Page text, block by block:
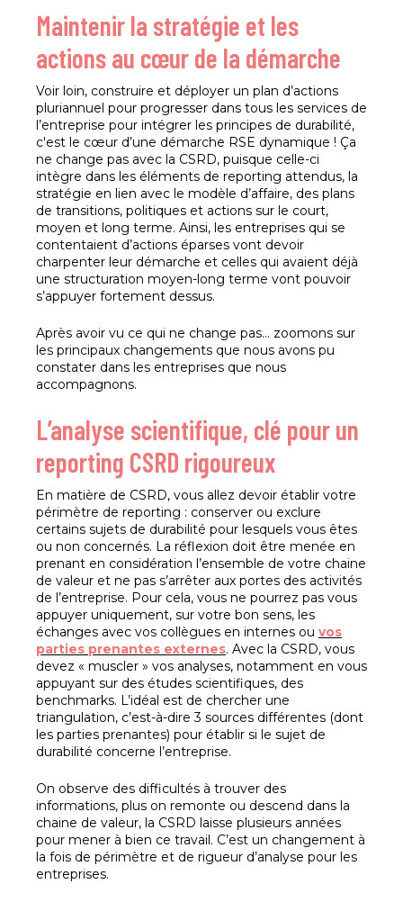
Maintenir la stratégie et les
actions au cœur de la démarche
Voir loin, construire et déployer un plan d’actions
pluriannuel pour progresser dans tous les services de
l’entreprise pour intégrer les principes de durabilité,
c'est le cœur d’une démarche RSE dynamique ! Ça
ne change pas avec la CSRD, puisque celle-ci
intègre dans les éléments de reporting attendus, la
stratégie en lien avec le modèle d’affaire, des plans
de transitions, politiques et actions sur le court,
moyen et long terme. Ainsi, les entreprises qui se
contentaient d’actions éparses vont devoir
charpenter leur démarche et celles qui avaient déjà
une structuration moyen-long terme vont pouvoir
s’appuyer fortement dessus.
Après avoir vu ce qui ne change pas… zoomons sur
les principaux changements que nous avons pu
constater dans les entreprises que nous
accompagnons.
L’analyse scientifique, clé pour un
reporting CSRD rigoureux
En matière de CSRD, vous allez devoir établir votre
périmètre de reporting : conserver ou exclure
certains sujets de durabilité pour lesquels vous êtes
ou non concernés. La réflexion doit être menée en
prenant en considération l’ensemble de votre chaine
de valeur et ne pas s’arrêter aux portes des activités
de l’entreprise. Pour cela, vous ne pourrez pas vous
appuyer uniquement, sur votre bon sens, les
échanges avec vos collègues en internes ou vos
parties prenantes externes. Avec la CSRD, vous
devez « muscler » vos analyses, notamment en vous
appuyant sur des études scientifiques, des
benchmarks. L’idéal est de chercher une
triangulation, c’est-à-dire 3 sources différentes (dont
les parties prenantes) pour établir si le sujet de
durabilité concerne l’entreprise.
On observe des difficultés à trouver des
informations, plus on remonte ou descend dans la
chaine de valeur, la CSRD laisse plusieurs années
pour mener à bien ce travail. C’est un changement à
la fois de périmètre et de rigueur d’analyse pour les
entreprises.